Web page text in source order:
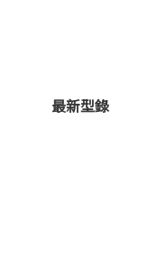
最新型錄